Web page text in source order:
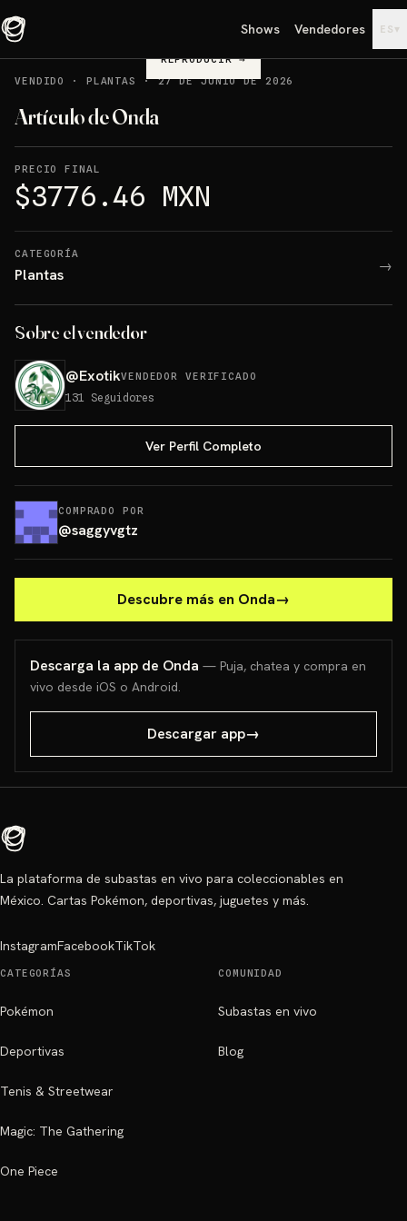
Shows Vendedores ES ▾
REPRODUCIR→
VENDIDO
· PLANTAS ·27 DE JUNIO DE 2026
Artículo de Onda
PRECIO FINAL
$3776.46 MXN
CATEGORÍA
Plantas →
Sobre el vendedor
@ExotikVENDEDOR VERIFICADO
131 Seguidores
Ver Perfil Completo
COMPRADO POR
@saggyvgtz
Descubre más en Onda→
Descarga la app de Onda — Puja, chatea y compra en
vivo desde iOS o Android.
Descargar app→
La plataforma de subastas en vivo para coleccionables en
México. Cartas Pokémon, deportivas, juguetes y más.
InstagramFacebookTikTok
CATEGORÍAS
Pokémon
Deportivas
Tenis & Streetwear
Magic: The Gathering
One Piece
COMUNIDAD
Subastas en vivo
Blog